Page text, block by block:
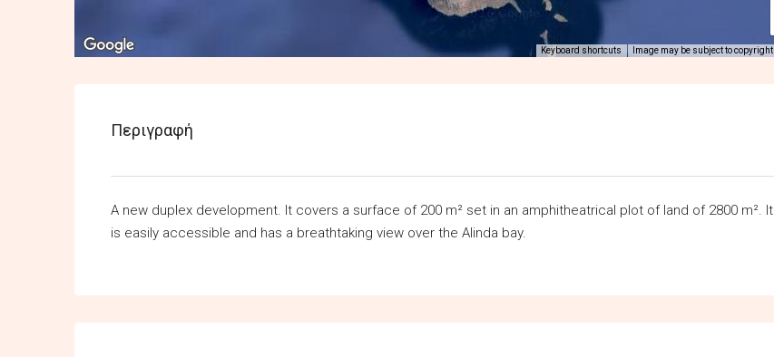
Keyboard shortcuts Image may be subject to copyright
Περιγραφή
A new duplex development. It covers a surface of 200 m² set in an amphitheatrical plot of land of 2800 m². It
is easily accessible and has a breathtaking view over the Alinda bay.